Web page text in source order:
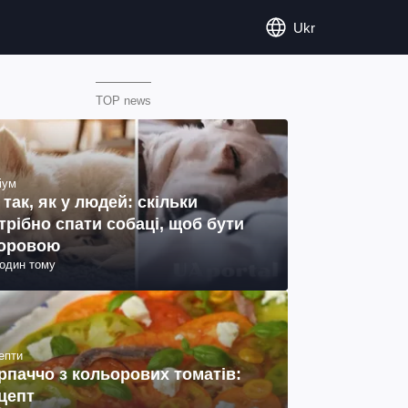
Ukr
TOP news
як у людей: скільки
спати собаці, щоб бути
тому
з кольорових томатів: